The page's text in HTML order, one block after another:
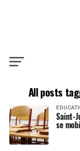
All posts
Saint-
se